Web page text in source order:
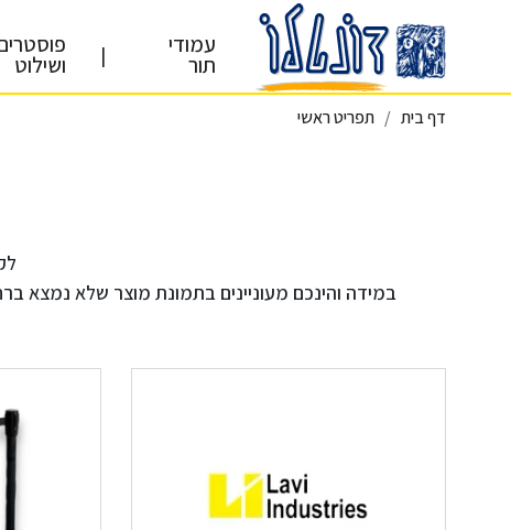
עמודי
תור | ושילוט
דף בית תפריט ראשי
במידה והינכם מעוניינים בתמונת מוצר שלא נמצא ברחבי